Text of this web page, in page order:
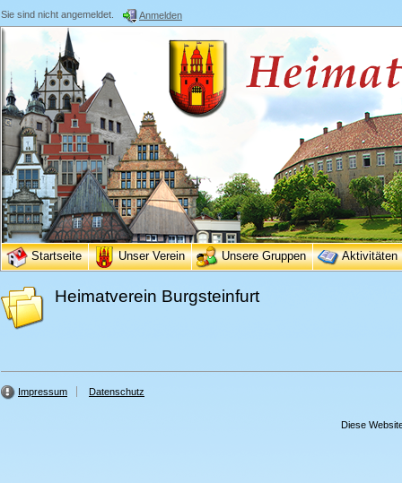
Sie sind nicht angemeldet. Anmelden
Startseite Unser Verein Unsere Gruppen Aktivitäten
Heimatverein Burgsteinfurt
Impressum Datenschutz
Diese